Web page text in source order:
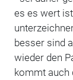
es es wert
besser sind
wieder den
kommt auch